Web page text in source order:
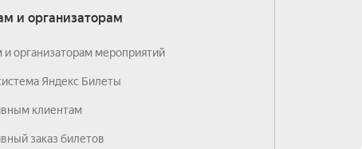
и организаторам
и организаторам мероприятий
Яндекс Билеты
клиентам
заказ билетов